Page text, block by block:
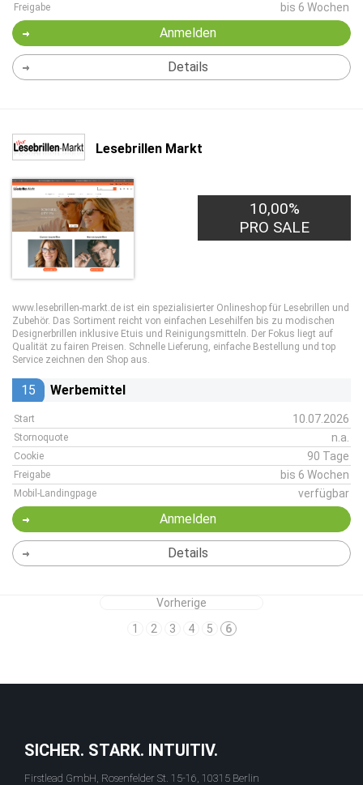
Freigabe bis 6 Wochen
Anmelden
Details
Lesebrillen Markt
10,00%
PRO SALE
www.lesebrillen-markt.de ist ein spezialisierter Onlineshop für Lesebrillen und
Zubehör. Das Sortiment reicht von einfachen Lesehilfen bis zu modischen
Designerbrillen inklusive Etuis und Reinigungsmitteln. Der Fokus liegt auf
Qualität zu fairen Preisen. Schnelle Lieferung, einfache Bestellung und top
Service zeichnen den Shop aus.
15 Werbemittel
Start 10.07.2026
Stornoquote n.a.
Cookie 90 Tage
Freigabe bis 6 Wochen
Mobil-Landingpage verfügbar
Anmelden
Details
Vorherige
1
2 3 4 5 6
SICHER. STARK. INTUITIV.
Firstlead GmbH, Rosenfelder St. 15-16, 10315 Berlin